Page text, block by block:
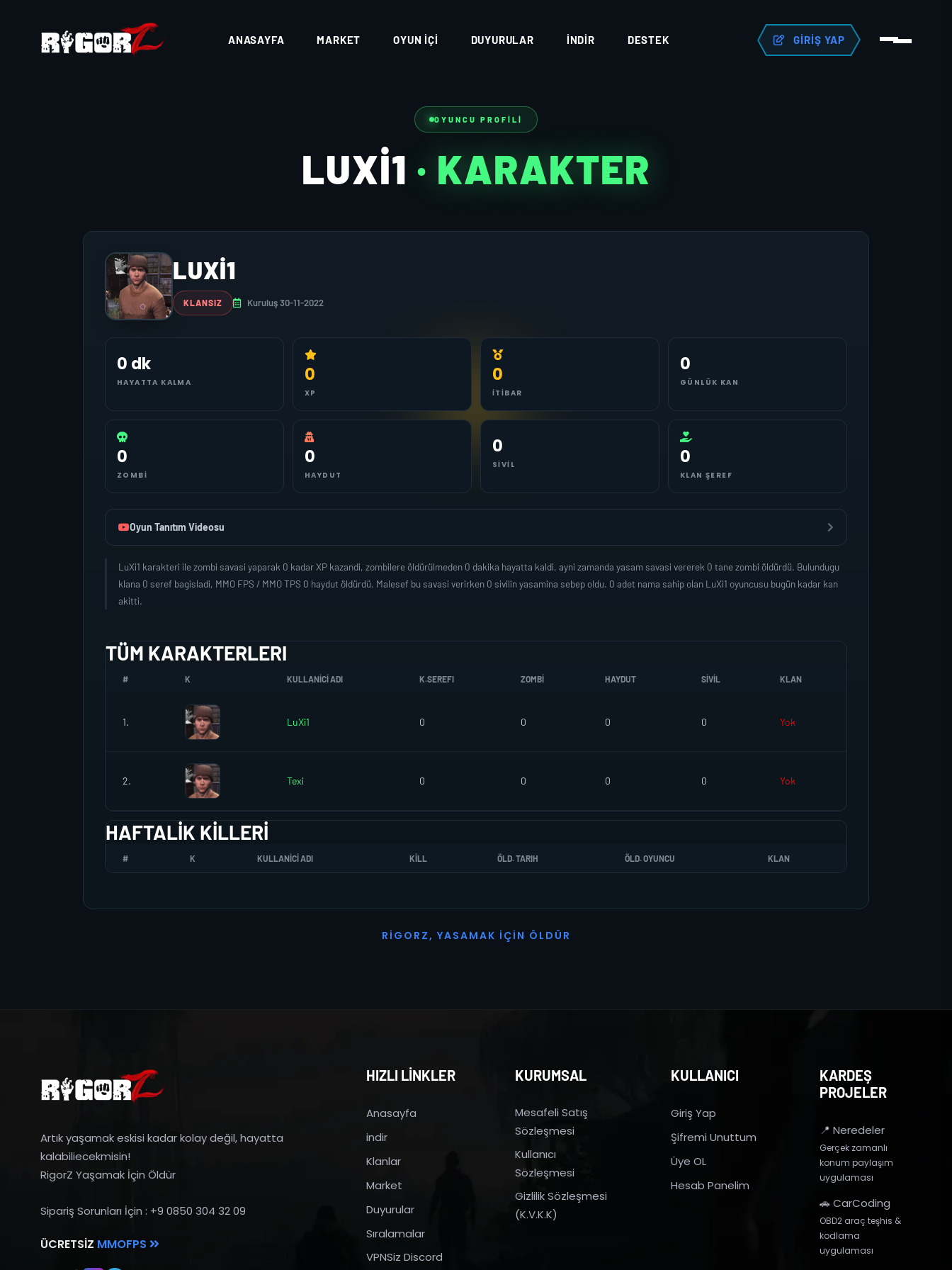
ANASAYFA MARKET OYUN İÇI DUYURULAR İNDIR DESTEK GIRIŞ YAP
OYUNCU PROFILI
LUXI1 · KARAKTER
LUXI1
KLANSIZ Kuruluş 30-11-2022
0 dk
HAYATTA KALMA 0
XP
0
İTIBAR
0
GÜNLÜK KAN
0
ZOMBI
0
HAYDUT
0
SIVIL 0
KLAN ŞEREF
Oyun Tanıtım Videosu
LuXi1 karakteri ile zombi savasi yaparak 0 kadar XP kazandi, zombilere öldürülmeden 0 dakika hayatta kaldi, ayni zamanda yasam savasi vererek 0 tane zombi öldürdü. Bulundugu
klana 0 seref bagisladi, MMO FPS / MMO TPS 0 haydut öldürdü. Malesef bu savasi verirken 0 sivilin yasamina sebep oldu. 0 adet nama sahip olan LuXi1 oyuncusu bugün kadar kan
akitti.
TÜM KARAKTERLERI
# K KULLANICI ADI K.SEREFI ZOMBI HAYDUT SIVIL KLAN
1. LuXi1 0 0 0 0 Yok
2. Texi 0 0 0 0 Yok
HAFTALIK KILLERI
# K KULLANICI ADI KILL ÖLD. TARIH ÖLD. OYUNCU KLAN
R I G O R Z, YASAMAK İ ÇI N Ö L D Ü R
Artık yaşamak eskisi kadar kolay değil, hayatta
kalabiliecekmisin!
RigorZ Yaşamak İçin Öldür
Sipariş Sorunları İçin : +9 0850 304 32 09
ÜCRETSIZ MMOFPS
HIZLI LİNKLER
Anasayfa
indir
Klanlar
Market
Duyurular
Sıralamalar
VPNSiz Discord
KURUMSAL
Mesafeli Satış
Sözleşmesi
Kullanıcı
Sözleşmesi
Gizlilik Sözleşmesi
(K.V.K.K)
KULLANICI
Giriş Yap
Şifremi Unuttum
Üye OL
Hesab Panelim
KARDEŞ
PROJELER
📍 Neredeler
Gerçek zamanlı
konum paylaşım
uygulaması
🚗 CarCoding
OBD2 araç teşhis &
kodlama
uygulaması